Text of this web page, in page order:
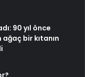
90 yıl önce
bir kıtanın